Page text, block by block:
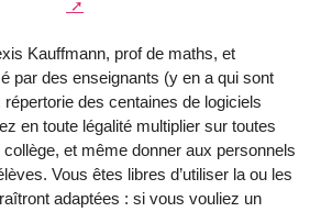
Kauffmann, prof de maths, et
par des enseignants (y en a qui sont
des centaines de logiciels
en toute légalité multiplier sur toutes
et même donner aux personnels
Vous êtes libres d’utiliser la ou les
adaptées : si vous vouliez un